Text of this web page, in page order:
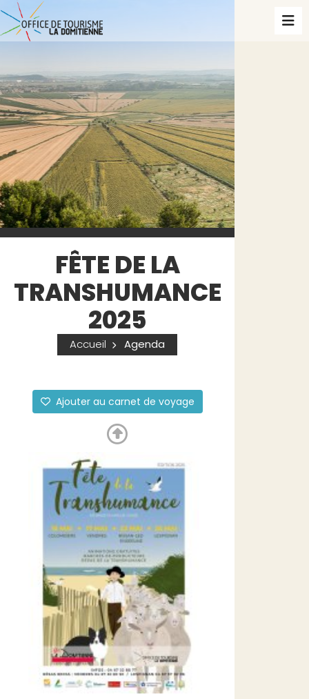
FÊTE DE LA
TRANSHUMANCE
2025
Accueil Agenda
Ajouter au carnet de voyage